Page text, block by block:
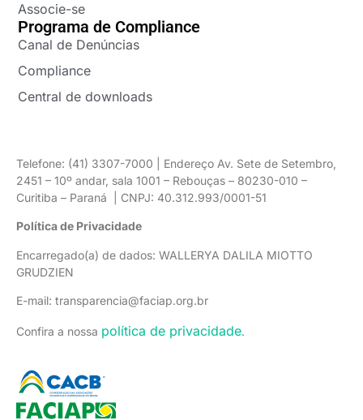
Associe-se
Programa de Compliance
Canal de Denúncias
Compliance
Central de downloads
Telefone: (41) 3307-7000 | Endereço Av. Sete de Setembro,
2451 – 10º andar, sala 1001 – Rebouças – 80230-010 –
Curitiba – Paraná | CNPJ: 40.312.993/0001-51
Política de Privacidade
Encarregado(a) de dados: WALLERYA DALILA MIOTTO
GRUDZIEN
E-mail: transparencia@faciap.org.br
Confira a nossa política de privacidade.